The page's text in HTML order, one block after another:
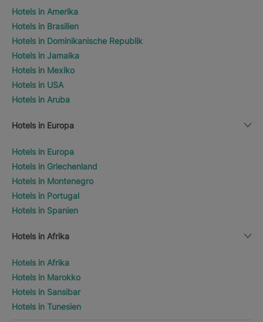
Hotels in Amerika
Hotels in Brasilien
Hotels in Dominikanische Republik
Hotels in Jamaika
Hotels in Mexiko
Hotels in USA
Hotels in Aruba
Hotels in Europa
Hotels in Europa
Hotels in Griechenland
Hotels in Montenegro
Hotels in Portugal
Hotels in Spanien
Hotels in Afrika
Hotels in Afrika
Hotels in Marokko
Hotels in Sansibar
Hotels in Tunesien